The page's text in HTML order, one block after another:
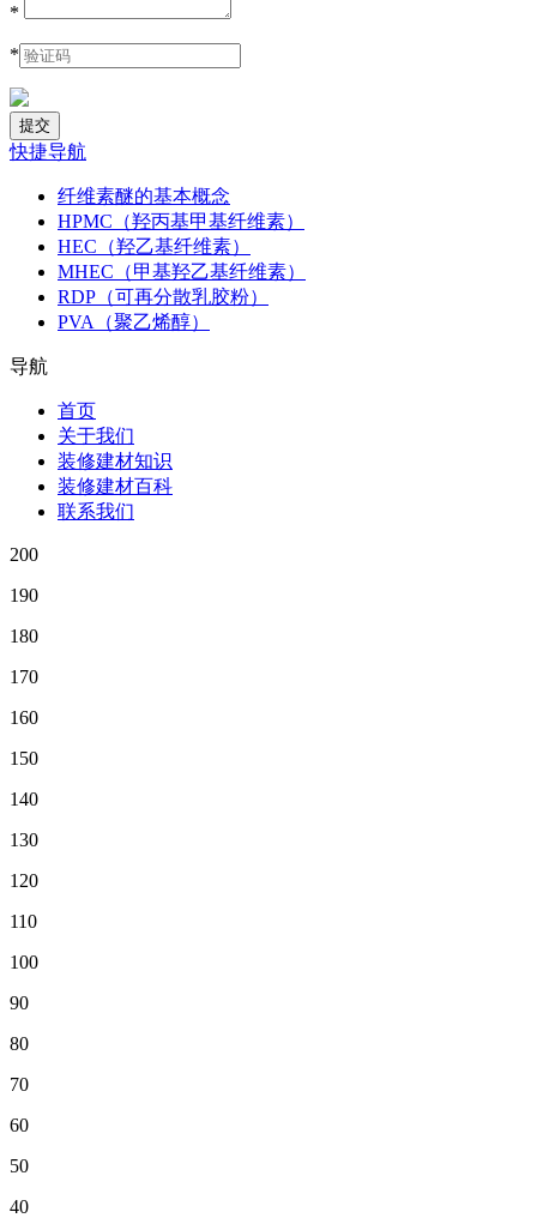
*
*
快捷导航
纤维素醚的基本概念
HPMC（羟丙基甲基纤维素）
HEC（羟乙基纤维素）
MHEC（甲基羟乙基纤维素）
RDP（可再分散乳胶粉）
PVA（聚乙烯醇）
导航
首页
关于我们
装修建材知识
装修建材百科
联系我们
200
190
180
170
160
150
140
130
120
110
100
90
80
70
60
50
40